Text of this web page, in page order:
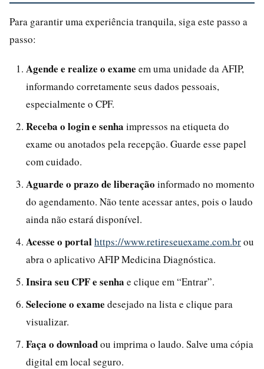
Para garantir uma experiência tranquila, siga este passo a
passo:
Agende e realize o exame em uma unidade da AFIP,
informando corretamente seus dados pessoais,
especialmente o CPF.
Receba o login e senha impressos na etiqueta do
exame ou anotados pela recepção. Guarde esse papel
com cuidado.
Aguarde o prazo de liberação informado no momento
do agendamento. Não tente acessar antes, pois o laudo
ainda não estará disponível.
Acesse o portalhttps://www.retireseuexame.com.brou
abra o aplicativo AFIP Medicina Diagnóstica.
Insira seu CPF e senha e clique em “Entrar”.
Selecione o exame desejado na lista e clique para
visualizar.
Faça o downloadou imprima o laudo. Salve uma cópia
digital em local seguro.